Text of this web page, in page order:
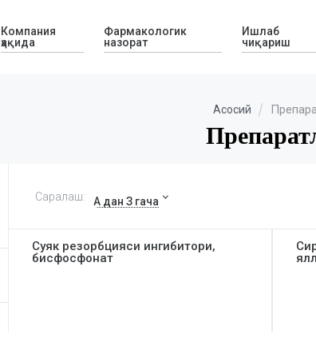
Компания
ҳақида
Фармакологик
назорат
Ишлаб
чиқариш
Асосий
Саралаш: А дан З гача
Суяк резорбцияси ингибитори,
бисфосфонат